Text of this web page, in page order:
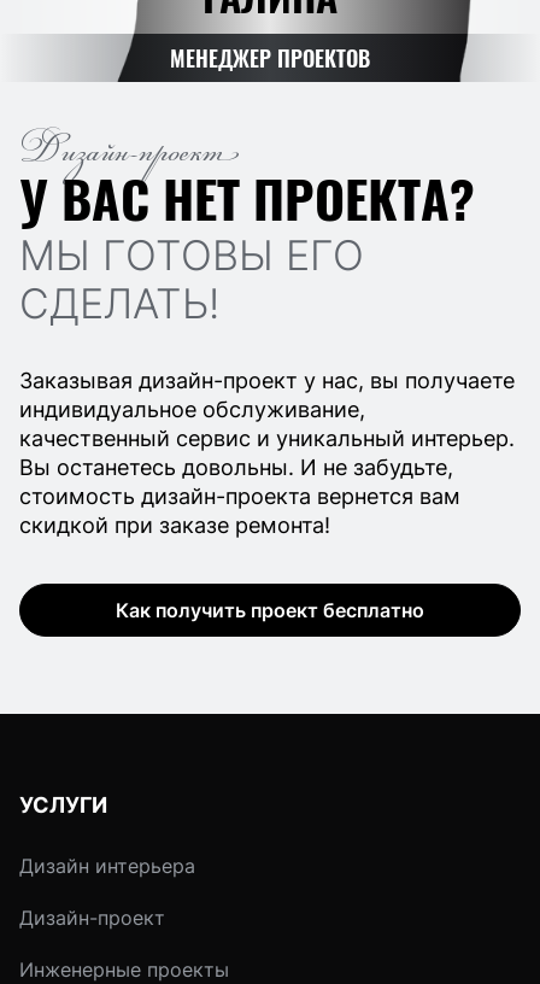
МЕНЕДЖЕР ПРОЕКТОВ
Дизайн-проект
У ВАС НЕТ ПРОЕКТА?
МЫ ГОТОВЫ ЕГО
СДЕЛАТЬ!
Заказывая дизайн-проект у нас, вы получаете
индивидуальное обслуживание,
качественный сервис и уникальный интерьер.
Вы останетесь довольны. И не забудьте,
стоимость дизайн-проекта вернется вам
скидкой при заказе ремонта!
Как получить проект бесплатно
УСЛУГИ
Дизайн интерьера
Дизайн-проект
Инженерные проекты